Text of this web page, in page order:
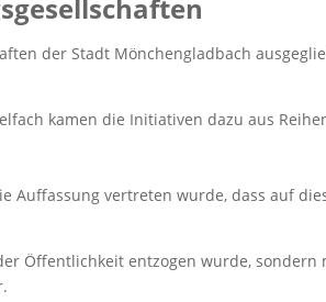
der Stadt Mönchengladbach
kamen die Initiativen dazu aus
Auffassung vertreten wurde, dass auf
Öffentlichkeit entzogen wurde, sondern